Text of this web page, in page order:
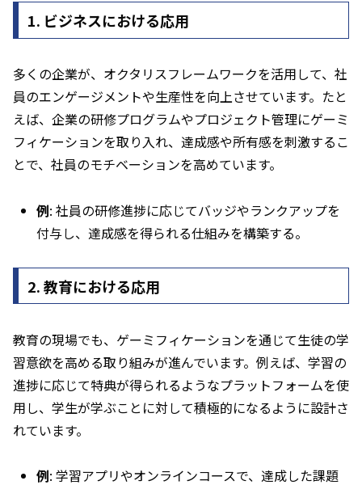
1. ビジネスにおける応用
多くの企業が、オクタリスフレームワークを活用して、社
員のエンゲージメントや生産性を向上させています。たと
えば、企業の研修プログラムやプロジェクト管理にゲーミ
フィケーションを取り入れ、達成感や所有感を刺激するこ
とで、社員のモチベーションを高めています。
例: 社員の研修進捗に応じてバッジやランクアップを
付与し、達成感を得られる仕組みを構築する。
2.教育における応用
教育の現場でも、ゲーミフィケーションを通じて生徒の学
習意欲を高める取り組みが進んでいます。例えば、学習の
進捗に応じて特典が得られるようなプラットフォームを使
用し、学生が学ぶことに対して積極的になるように設計さ
れています。
例: 学習アプリやオンラインコースで、達成した課題